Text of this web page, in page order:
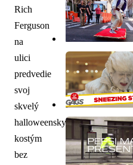
Rich
Ferguson
na
ulici
predvedie
svoj
skvelý
halloweensky
kostým
bez